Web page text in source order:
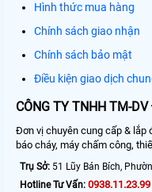
Hình thức mua hàng
Chính sách giao nhận
Chính sách bảo mật
Điều kiện giao dịch
CÔNG TY TNHH TM-
Đơn vị chuyên cung cấp & lắp
báo cháy, máy chấm công,
Trụ Sở: 51 Lũy Bán Bích,
Hotline Tư Vấn: 0938.11.23.99